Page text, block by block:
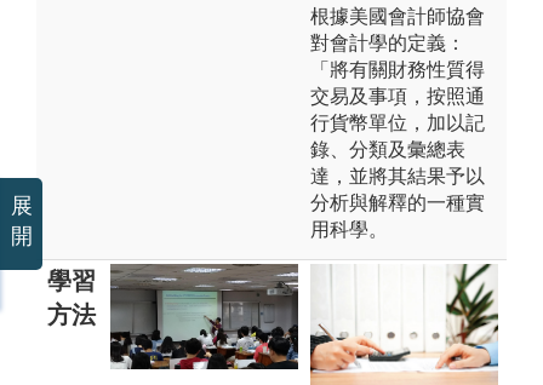
根據美國會計師協會
對會計學的定義：
「將有關財務性質得
交易及事項，按照通
行貨幣單位，加以記
錄、分類及彙總表
達，並將其結果予以
分析與解釋的一種實
用科學。
學習
方法
展
開